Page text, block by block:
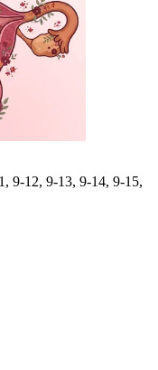
9-12, 9-13, 9-14, 9-15,